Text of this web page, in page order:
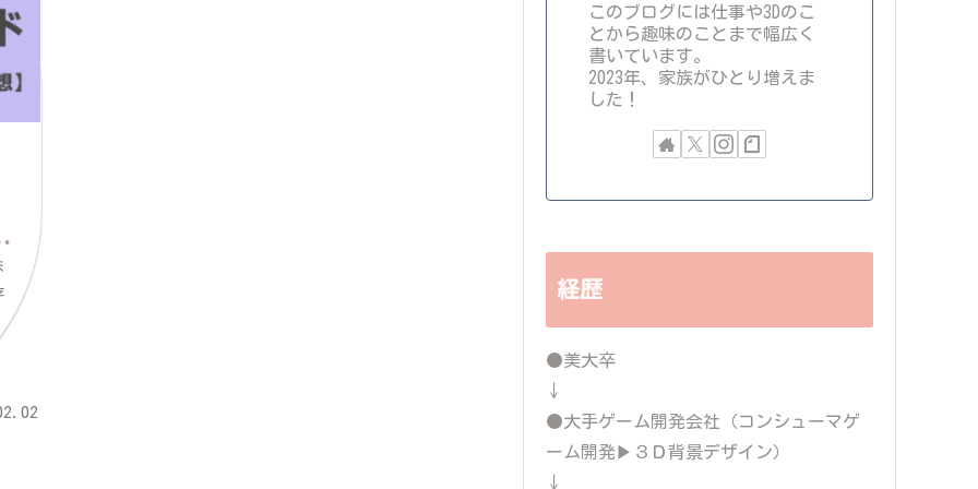
このブログには仕事や3Dのこ
とから趣味のことまで幅広く
書いています。
2023年、家族がひとり増えま
した！
経歴
●美大卒
↓
●大手ゲーム開発会社（コンシューマゲ
ーム開発▶３Ｄ背景デザイン）
↓